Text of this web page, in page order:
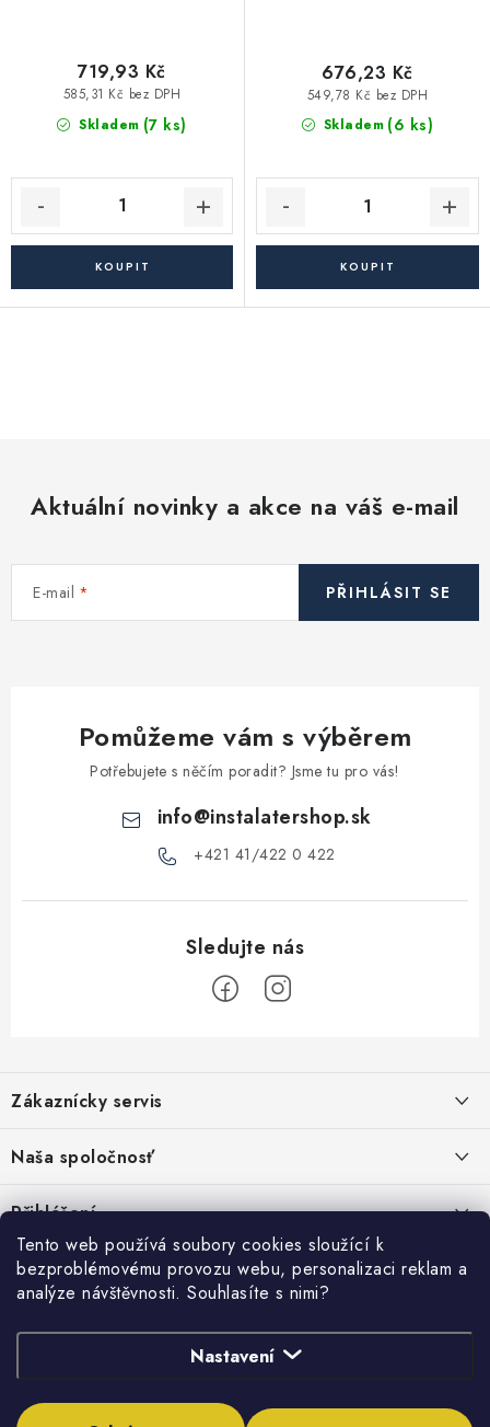
Tento web používá soubory cookies sloužící k
bezproblémovému provozu webu, personalizaci reklam a
analýze návštěvnosti. Souhlasíte s nimi?
Nastavení
Skladem (7 ks)
585,31 Kč bez DPH
719,93 Kč
Skladem (6 ks)
549,78 Kč bez DPH
676,23 Kč
í
r
Aktuální novinky a akce na váš e-mail
E-mail PŘIHLÁSIT SE
Pomůžeme vám s výběrem
Potřebujete s něčím poradit? Jsme tu pro vás!
info@instalatershop.sk
+421 41/422 0 422
p
a
í
Zákaznícky servis
Poštovné a doprava
Reklamační podmínky
Pravidla ochrany osobních údajů (GDPR)
Obchodní podmínky půjčovny nářadí
Naša spoločnosť
Stabilní společnost od roku 2009
Přihlášení
E-mail
Vyhledávání
https://www.fajninstalater.eu/